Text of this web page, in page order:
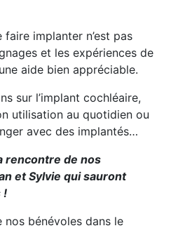
implanter n’est pas
et les expériences de
aide bien appréciable.
sur l’implant cochléaire,
utilisation au quotidien ou
avec des implantés…
rencontre de nos
et Sylvie qui sauront
!
bénévoles dans le